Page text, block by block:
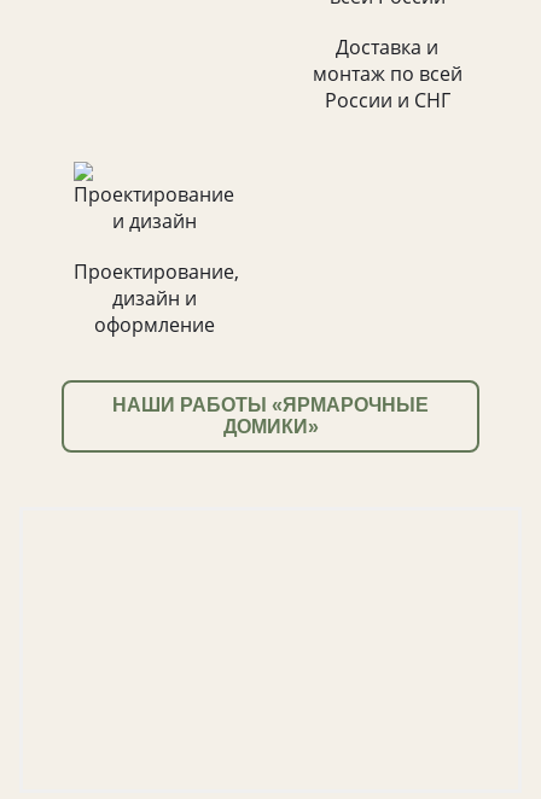
Доставка и
монтаж по всей
России и СНГ
Проектирование,
дизайн и
оформление
НАШИ РАБОТЫ «ЯРМАРОЧНЫЕ
ДОМИКИ»